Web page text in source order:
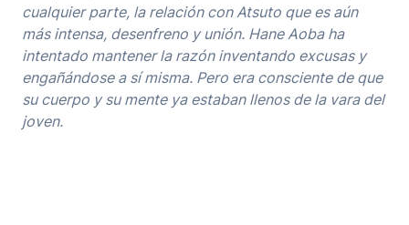
cualquier parte, la relación con Atsuto que es aún
más intensa, desenfreno y unión. Hane Aoba ha
intentado mantener la razón inventando excusas y
engañándose a sí misma. Pero era consciente de que
su cuerpo y su mente ya estaban llenos de la vara del
joven.